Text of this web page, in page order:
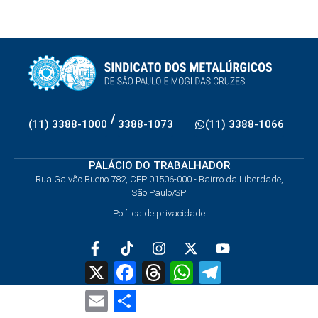
(11) 3388-1000 / 3388-1073 (11) 3388-1066
PALÁCIO DO TRABALHADOR
Rua Galvão Bueno 782, CEP 01506-000 - Bairro da Liberdade,
São Paulo/SP
Política de privacidade
X FacebookThreadsWhatsApp
Email